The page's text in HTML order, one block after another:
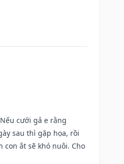
cưới gả e rằng
sau thì gặp họa, rồi
con ắt sẽ khó nuôi. Cho